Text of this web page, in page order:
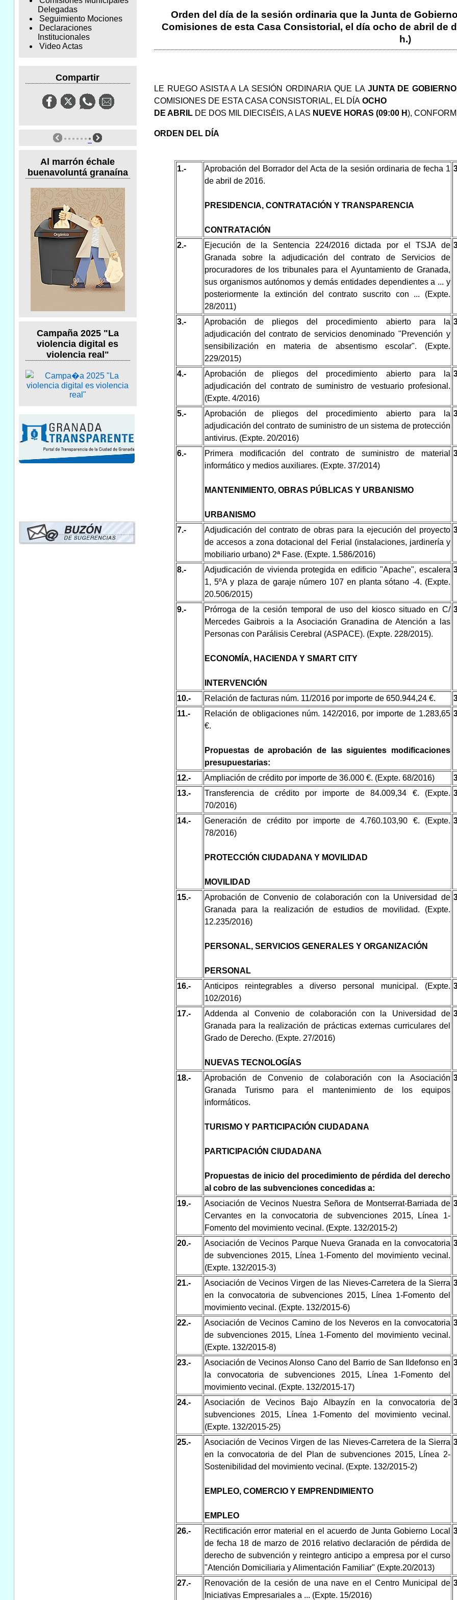
Delegadas
Seguimiento Mociones
Declaraciones
Institucionales
Video Actas
Compartir
Al marrón échale
buenavoluntá granaína
Campaña 2025 "La
violencia digital es
violencia real"
Orden del día de la sesión ordinaria que la Junta de
Comisiones de esta Casa Consistorial, el día ocho de abril de
h.)
LE RUEGO ASISTA A LA SESIÓN ORDINARIA QUE LA JUNTA DE
COMISIONES DE ESTA CASA CONSISTORIAL, EL DÍAOCHO
DE ABRIL DE DOS MIL DIECISÉIS, A LAS NUEVE HORAS (09:00 H),
ORDEN DEL DÍA
1.-
Aprobación del Borrador del Acta de la sesión ordinaria de fecha 1
de abril de 2016.
PRESIDENCIA, CONTRATACIÓN Y TRANSPARENCIA
CONTRATACIÓN
2.- Ejecución de la Sentencia
224/2016 dictada por el TSJA de
Granada sobre la adjudicación del contrato de Servicios de
procuradores de los tribunales para el Ayuntamiento de Granada,
sus organismos autónomos y demás entidades dependientes a ... y
posteriormente la extinción del contrato suscrito con ... (Expte.
28/2011)
3.-
Aprobación de pliegos del procedimiento abierto para la
adjudicación del contrato de servicios denominado "Prevención y
sensibilización en materia de absentismo escolar". (Expte.
229/2015)
4.-
Aprobación de pliegos del procedimiento abierto para la
adjudicación del contrato de suministro de vestuario profesional.
(Expte. 4/2016)
5.-
Aprobación de pliegos del procedimiento abierto para la
adjudicación del contrato de suministro de un sistema de protección
antivirus. (Expte. 20/2016)
6.-
Primera modificación del contrato de suministro de material
informático y medios auxiliares. (Expte. 37/2014)
MANTENIMIENTO, OBRAS PÚBLICAS Y URBANISMO
URBANISMO
7.-
Adjudicación del contrato de obras para la ejecución del proyecto
de accesos a zona dotacional del Ferial (instalaciones, jardinería y
mobiliario urbano) 2ª Fase. (Expte. 1.586/2016)
8.-
Adjudicación de vivienda protegida en edificio "Apache", escalera
1, 5ºA y plaza de garaje número 107 en planta sótano -4. (Expte.
20.506/2015)
9.-
Prórroga de la cesión temporal de uso del kiosco situado en C/
Mercedes Gaibrois a la Asociación Granadina de Atención a las
Personas con Parálisis Cerebral (ASPACE). (Expte. 228/2015).
ECONOMÍA, HACIENDA Y SMART CITY
INTERVENCIÓN
10.- Relación de facturas núm. 11/2016 por importe de 650.944,24 €.
11.-
Relación de obligaciones núm. 142/2016, por importe de 1.283,65
€.
Propuestas de aprobación de las siguientes modificaciones
presupuestarias:
12.- Ampliación de crédito por importe de 36.000 €. (Expte. 68/2016)
13.-
Transferencia de crédito por importe de 84.009,34 €. (Expte.
70/2016)
14.-
Generación de crédito por importe de 4.760.103,90 €. (Expte.
78/2016)
PROTECCIÓN CIUDADANA Y MOVILIDAD
MOVILIDAD
15.-
Aprobación de Convenio de colaboración con la Universidad de
Granada para la realización de estudios de movilidad. (Expte.
12.235/2016)
PERSONAL, SERVICIOS GENERALES Y ORGANIZACIÓN
PERSONAL
16.-
Anticipos reintegrables a diverso personal municipal. (Expte.
102/2016)
17.-
Addenda al Convenio de colaboración con la Universidad de
Granada para la realización de prácticas externas curriculares del
Grado de Derecho. (Expte. 27/2016)
NUEVAS TECNOLOGÍAS
18.-
Aprobación de Convenio de colaboración con la Asociación
Granada Turismo para el mantenimiento de los equipos
informáticos.
TURISMO Y PARTICIPACIÓN CIUDADANA
PARTICIPACIÓN CIUDADANA
Propuestas de inicio del procedimiento de pérdida del derecho
al cobro de las subvenciones concedidas a:
19.-
Asociación de Vecinos Nuestra Señora de Montserrat-Barriada de
Cervantes en la convocatoria de subvenciones 2015, Línea 1-
Fomento del movimiento vecinal. (Expte. 132/2015-2)
20.-
Asociación de Vecinos Parque Nueva Granada en la convocatoria
de subvenciones 2015, Línea 1-Fomento del movimiento vecinal.
(Expte. 132/2015-3)
21.-
Asociación de Vecinos Virgen de las Nieves-Carretera de la Sierra
en la convocatoria de subvenciones 2015, Línea 1-Fomento del
movimiento vecinal. (Expte. 132/2015-6)
22.-
Asociación de Vecinos Camino de los Neveros en la convocatoria
de subvenciones 2015, Línea 1-Fomento del movimiento vecinal.
(Expte. 132/2015-8)
23.-
Asociación de Vecinos Alonso Cano del Barrio de San Ildefonso en
la convocatoria de subvenciones 2015, Línea 1-Fomento del
movimiento vecinal. (Expte. 132/2015-17)
24.-
Asociación de Vecinos Bajo Albayzín en la convocatoria de
subvenciones 2015, Línea 1-Fomento del movimiento vecinal.
(Expte. 132/2015-25)
25.-
Asociación de Vecinos Virgen de las Nieves-Carretera de la Sierra
en la convocatoria de del Plan de subvenciones 2015, Línea 2-
Sostenibilidad del movimiento vecinal. (Expte. 132/2015-2)
EMPLEO, COMERCIO Y EMPRENDIMIENTO
EMPLEO
26.-
Rectificación error material en el acuerdo de Junta Gobierno Local
de fecha 18 de marzo de 2016 relativo declaración de pérdida de
derecho de subvención y reintegro anticipo a empresa por el curso
"Atención Domiciliaria y Alimentación Familiar" (Expte.20/2013)
27.-
Renovación de la cesión de una nave en el Centro Municipal de
Iniciativas Empresariales a ... (Expte. 15/2016)